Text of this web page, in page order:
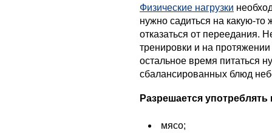
Физические нагрузки
нужно садиться на какую-то
отказаться от переедания.
тренировки и на
остальное время питаться
сбалансированных блюд
Разрешается
мясо;